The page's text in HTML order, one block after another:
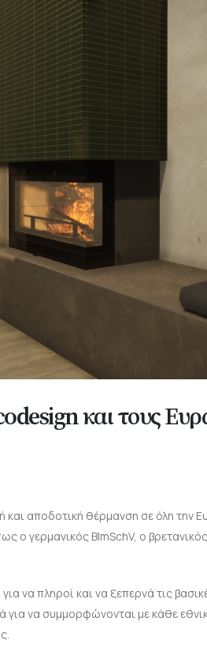
και τους
αποδοτική θέρμανση σε όλη την
γερμανικός BImSchV, ο
να πληροί και να ξεπερνά τις
να συμμορφώνονται με κάθε